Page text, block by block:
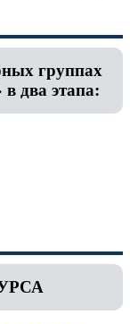
группах
этапа: